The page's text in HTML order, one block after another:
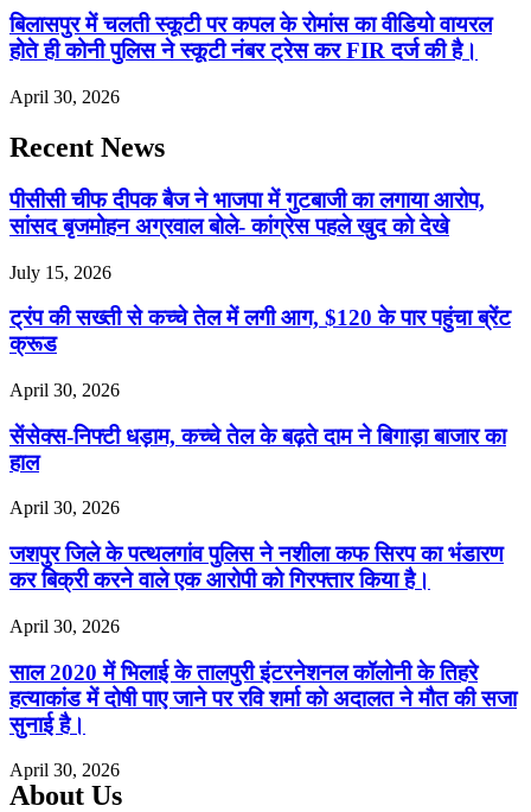
बिलासपुर में चलती स्कूटी पर कपल के रोमांस का वीडियो वायरल
होते ही कोनी पुलिस ने स्कूटी नंबर ट्रेस कर FIR दर्ज की है।
April 30, 2026
Recent News
पीसीसी चीफ दीपक बैज ने भाजपा में गुटबाजी का लगाया आरोप,
सांसद बृजमोहन अग्रवाल बोले- कांग्रेस पहले खुद को देखे
July 15, 2026
ट्रंप की सख्ती से कच्चे तेल में लगी आग, $120 के पार पहुंचा ब्रेंट
क्रूड
April 30, 2026
सेंसेक्स-निफ्टी धड़ाम, कच्चे तेल के बढ़ते दाम ने बिगाड़ा बाजार का
हाल
April 30, 2026
जशपुर जिले के पत्थलगांव पुलिस ने नशीला कफ सिरप का भंडारण
कर बिक्री करने वाले एक आरोपी को गिरफ्तार किया है।
April 30, 2026
साल 2020 में भिलाई के तालपुरी इंटरनेशनल कॉलोनी के तिहरे
हत्याकांड में दोषी पाए जाने पर रवि शर्मा को अदालत ने मौत की सजा
सुनाई है।
April 30, 2026
About Us